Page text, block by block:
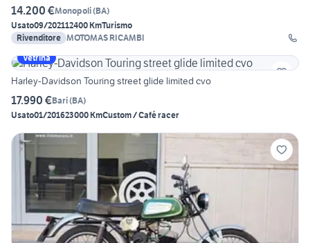
14.200 €Monopoli(BA)
Usato09/202112400 KmTurismo
Rivenditore MOTOMAS RICAMBI
Vetrina
Harley-Davidson Touring street glide limited cvo
17.990 €Bari(BA)
Usato01/201623000 KmCustom / Café racer